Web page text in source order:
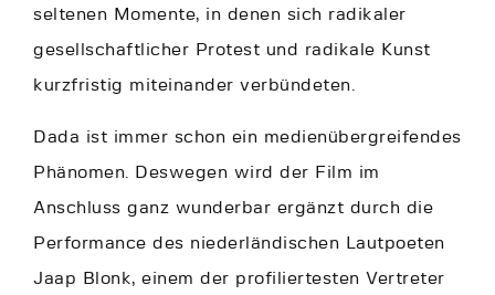
seltenen Momente, in denen sich radikaler
gesellschaftlicher Protest und radikale Kunst
kurzfristig miteinander verbündeten.
Dada ist immer schon ein medienübergreifendes
Phänomen. Deswegen wird der Film im
Anschluss ganz wunderbar ergänzt durch die
Performance des niederländischen Lautpoeten
Jaap Blonk, einem der profiliertesten Vertreter